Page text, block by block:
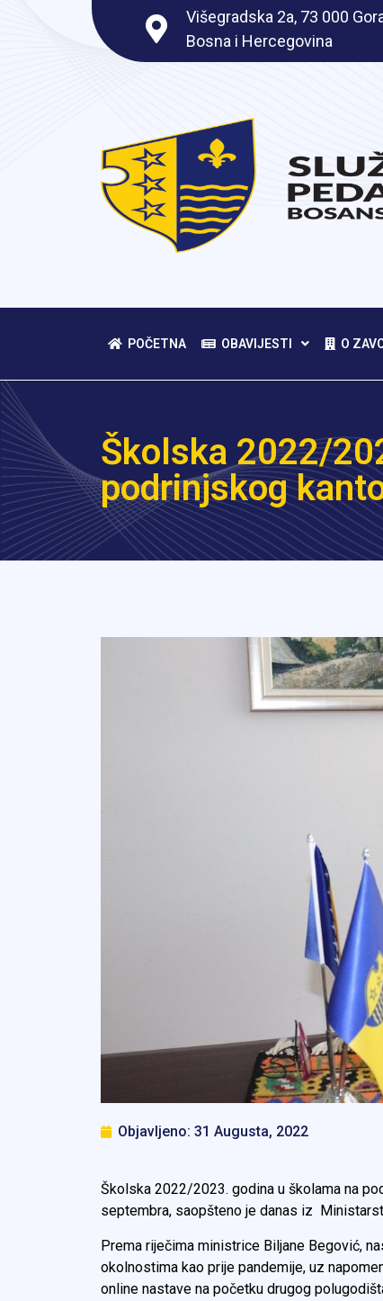
Višegradska 2a, 73 000
Bosna i Hercegovina
POČETNA OBAVIJESTI O
Školska 2022/
podrinjskog
Objavljeno: 31 Augusta, 2022
Školska 2022/2023. godina u školama na
septembra, saopšteno je danas iz
Prema riječima ministrice Biljane Begović,
okolnostima kao prije pandemije, uz
online nastave na početku drugog